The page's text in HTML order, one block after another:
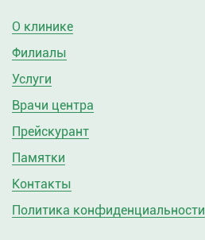
О клинике
Филиалы
Услуги
Врачи центра
Прейскурант
Памятки
Контакты
Политика конфиденциальности